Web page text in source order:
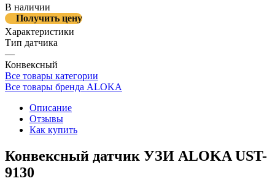
В наличии
Получить цену
Характеристики
Тип датчика
—
Конвексный
Все товары категории
Все товары бренда ALOKA
Описание
Отзывы
Как купить
Конвексный датчик УЗИ ALOKA UST-
9130